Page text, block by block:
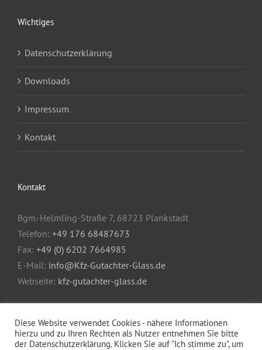
Wichtiges
Datenschutzerklärung
Downloads
Impressum
Kontakt
Kontakt
Bgm.-Helmling-Straße 7, 68723 Plankstadt
Telefon: +49 176 68487673
Fax: +49 (0) 6202 7664985
E-Mail: info@Kfz-Gutachter-Glass.de
Webseite: kfz-gutachter-glass.de
Diese Website verwendet Cookies - nähere Informationen
hierzu und zu Ihren Rechten als Nutzer entnehmen Sie bitte
der Datenschutzerklärung. Klicken Sie auf "Ich stimme zu", um